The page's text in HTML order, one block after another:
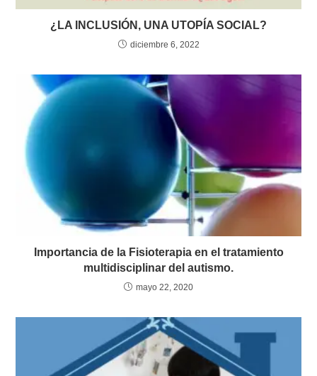
¿LA INCLUSIÓN, UNA UTOPÍA SOCIAL?
diciembre 6, 2022
Importancia de la Fisioterapia en el tratamiento
multidisciplinar del autismo.
mayo 22, 2020